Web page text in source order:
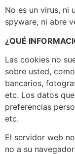
No es un virus, ni
spyware, ni abre
¿QUÉ
Las cookies no
sobre usted,
bancarios,
etc. Los datos
preferencias
etc.
El servidor web
no a su